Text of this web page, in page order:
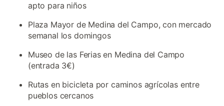
apto para niños
Plaza Mayor de Medina del Campo, con mercado
semanal los domingos
Museo de las Ferias en Medina del Campo
(entrada 3€)
Rutas en bicicleta por caminos agrícolas entre
pueblos cercanos